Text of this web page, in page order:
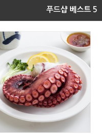
푸드샵 베스트 5